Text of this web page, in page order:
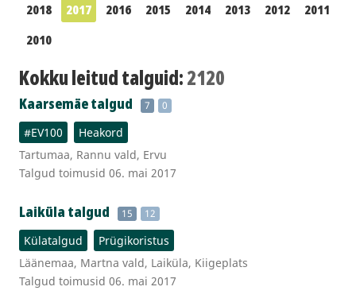
2018
2017 2016 2015 2014 2013 2012
2011
2010
Kokku leitud talguid:2120
Kaarsemäe talgud 7 0
#EV100
Heakord
Tartumaa, Rannu vald, Ervu
Talgud toimusid 06. mai 2017
Laiküla talgud 15 12
Külatalgud
Prügikoristus
Läänemaa, Martna vald, Laiküla, Kiigeplats
Talgud toimusid 06. mai 2017